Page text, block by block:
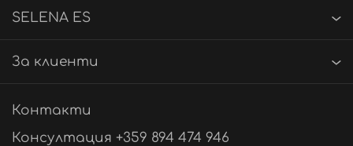
SELENA ES
За клиенти
Контакти
Консултация +359 894 474 946